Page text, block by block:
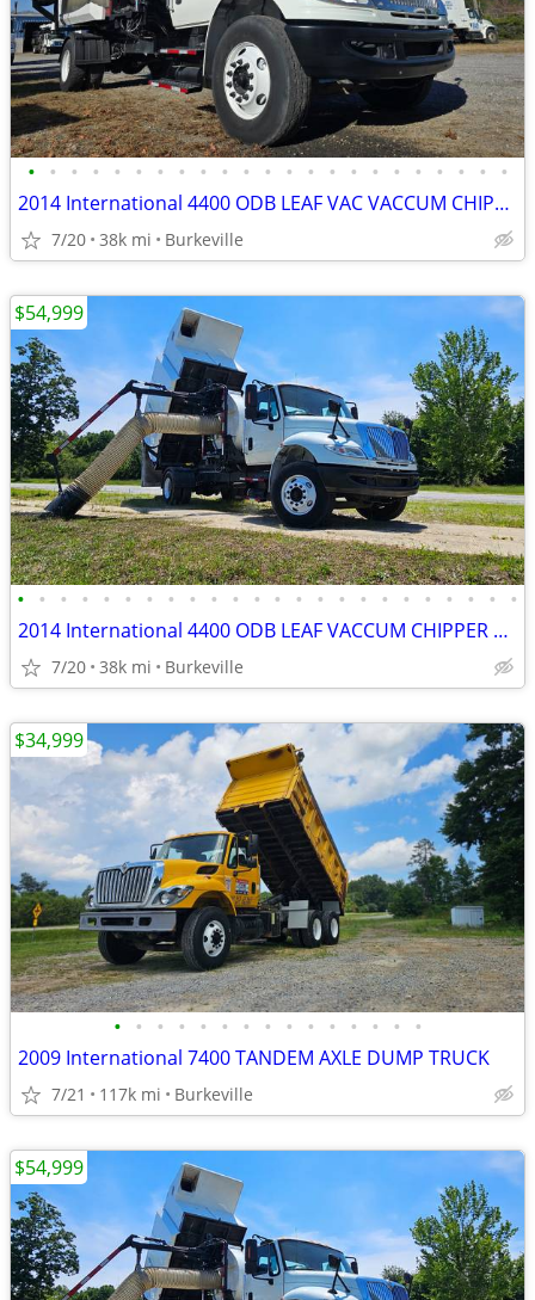
• • • • • • • • • • • • • • • • • • • • • • •
2014 International 4400 ODB LEAF VAC VACCUM CHIPPER DUMP TRUCK 38K MIL
7/20 38k mi Burkeville
• • • • • • • • • • • • • • • • • • • • • • • •
2014 International 4400 ODB LEAF VACCUM CHIPPER DUMP TRUCK 38K
7/20 38k mi Burkeville
$54,999
• • • • • • • • • • • • • • •
2009 International 7400 TANDEM AXLE DUMP TRUCK
7/21 117k mi Burkeville
$34,999
$54,999